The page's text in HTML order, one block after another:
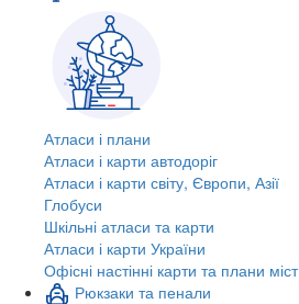
Атласи і плани
Атласи і карти автодоріг
Атласи і карти світу, Європи, Азії
Глобуси
Шкільні атласи та карти
Атласи і карти України
Офісні настінні карти та плани міст
Рюкзаки та пенали